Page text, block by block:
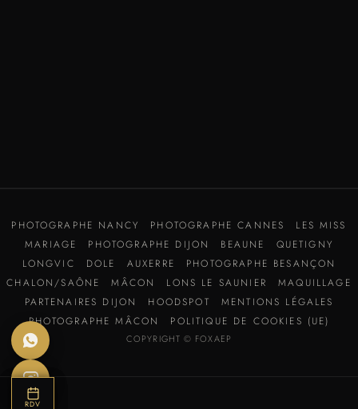
PHOTOGRAPHE NANCY PHOTOGRAPHE CANNES
LES MISS
MARIAGE
PHOTOGRAPHE DIJON BEAUNE
QUETIGNY
LONGVIC
DOLE AUXERRE
PHOTOGRAPHE BESANÇON
CHALON/SAÔNE
MÂCON LONS LE SAUNIER
MAQUILLAGE
PARTENAIRES DIJON
HOODSPOT
MENTIONS LÉGALES
PHOTOGRAPHE MÂCON
POLITIQUE DE COOKIES (UE)
COPYRIGHT © FOXAEP
AVIS
BOUTIQUE
RDV